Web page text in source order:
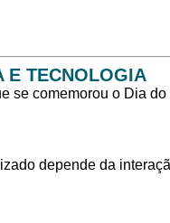
E TECNOLOGIA
se comemorou o Dia
depende da